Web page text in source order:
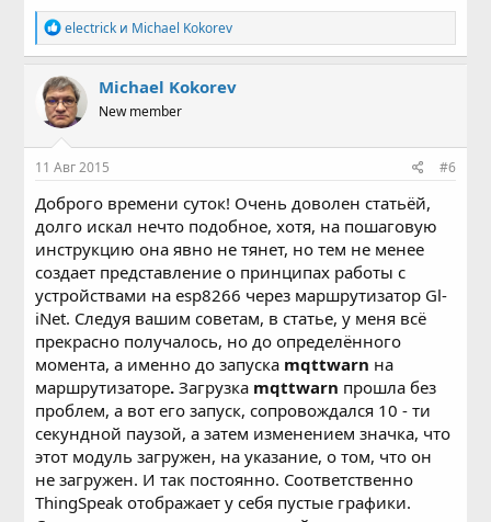
Р
е
а
к
ц
и
и
:
electrick и Michael Kokorev
Michael Kokorev
New member
11 Авг 2015 #6
Доброго времени суток! Очень доволен статьёй,
долго искал нечто подобное, хотя, на пошаговую
инструкцию она явно не тянет, но тем не менее
создает представление о принципах работы с
устройствами на esp8266 через маршрутизатор Gl-
iNet. Следуя вашим советам, в статье, у меня всё
прекрасно получалось, но до определённого
момента, а именно до запуска mqttwarn на
маршрутизаторе.Загрузка mqttwarn прошла без
проблем, а вот его запуск, сопровождался 10 - ти
секундной паузой, а затем изменением значка, что
этот модуль загружен, на указание, о том, что он
не загружен. И так постоянно. Соответственно
ThingSpeak отображает у себя пустые графики.